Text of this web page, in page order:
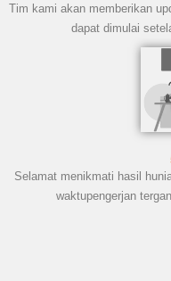
Tim kami akan memberikan
dapat dimulai
Selamat menikmati hasil
waktupengerjan